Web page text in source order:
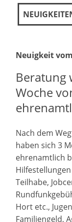
Neuigkeit
Beratung
Woche
Nach dem
haben sich 3
ehrenamtlich
Teilhabe,
Hort etc.,
Familiengeld,